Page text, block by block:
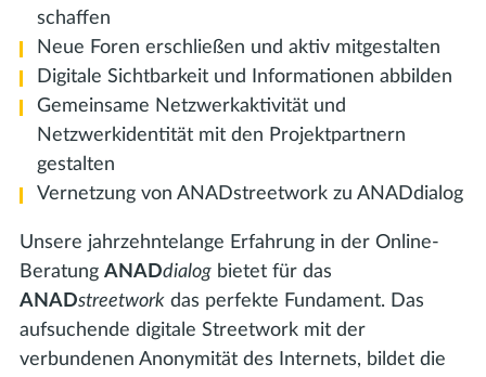
schaffen
Neue Foren erschließen und aktiv mitgestalten
Digitale Sichtbarkeit und Informationen abbilden
Gemeinsame Netzwerkaktivität und
Netzwerkidentität mit den Projektpartnern
gestalten
Vernetzung von ANADstreetwork zu ANADdialog
Unsere jahrzehntelange Erfahrung in der Online-
Beratung ANADdialog bietet für das
ANADstreetwork das perfekte Fundament. Das
aufsuchende digitale Streetwork mit der
verbundenen Anonymität des Internets, bildet die